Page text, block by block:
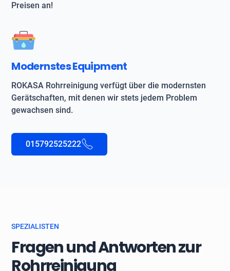
Preisen an!
Modernstes Equipment
ROKASA Rohrreinigung verfügt über die modernsten
Gerätschaften, mit denen wir stets jedem Problem
gewachsen sind.
015792525222
SPEZIALISTEN
Fragen und Antworten zur
Rohrreinigung